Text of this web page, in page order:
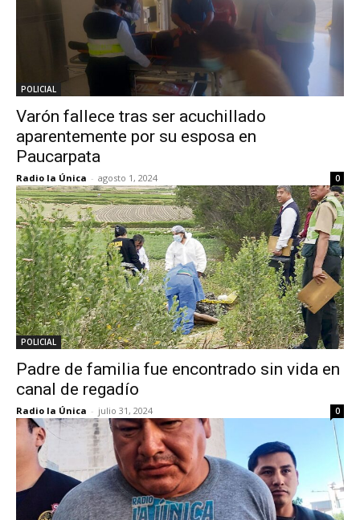
POLICIAL
Varón fallece tras ser acuchillado
aparentemente por su esposa en
Paucarpata
Radio la Única - agosto 1, 2024 0
POLICIAL
Padre de familia fue encontrado sin vida en
canal de regadío
Radio la Única - julio 31, 2024 0